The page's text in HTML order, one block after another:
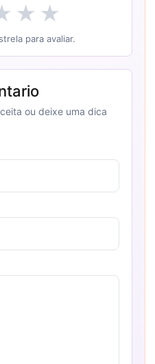
★ ★
para avaliar.
ou deixe uma dica